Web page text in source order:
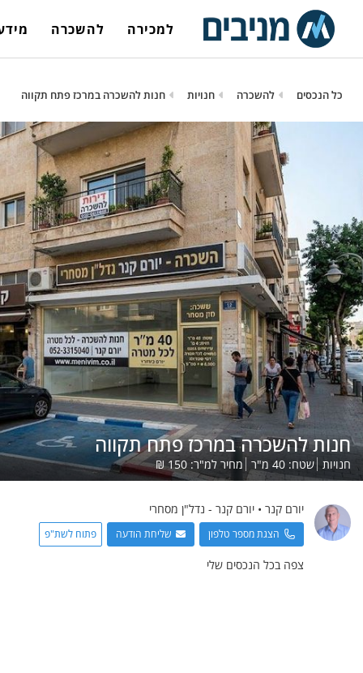
למכירה להשכרה
כל הנכסים להשכרה חנויות חנות להשכרה במרכז פתח תקווה
חנות להשכרה במרכז פתח תקווה
חנויות שטח: 40 מ"ר מחיר למ"ר: 150
₪
יורם קנר • יורם קנר - נדל"ן מסחרי
הצגת מספר טלפון שליחת הודעה פתוח לשת"פ
צפה בכל הנכסים שלי